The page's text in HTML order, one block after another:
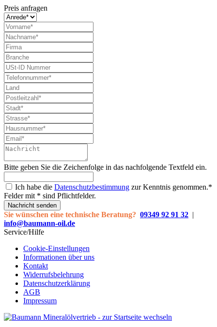
Preis anfragen
Bitte geben Sie die Zeichenfolge in das nachfolgende Textfeld ein.
Ich habe die Datenschutzbestimmung zur Kenntnis genommen.*
Felder mit * sind Pflichtfelder.
Nachricht senden
Sie wünschen eine technische Beratung? 09349 92 91 32 |
info@baumann-oil.de
Service/Hilfe
Cookie-Einstellungen
Informationen über uns
Kontakt
Widerrufsbelehrung
Datenschutzerklärung
AGB
Impressum